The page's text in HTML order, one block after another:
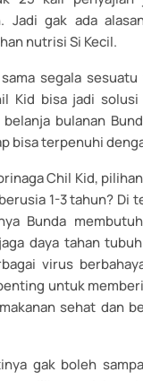
Jadi gak ada
nutrisi Si Kecil.
segala
Kid bisa jadi
bulanan
bisa terpenuhi
Chil Kid,
1-3 tahun? Di
Bunda
daya tahan
virus
untuk
sehat dan
gak boleh